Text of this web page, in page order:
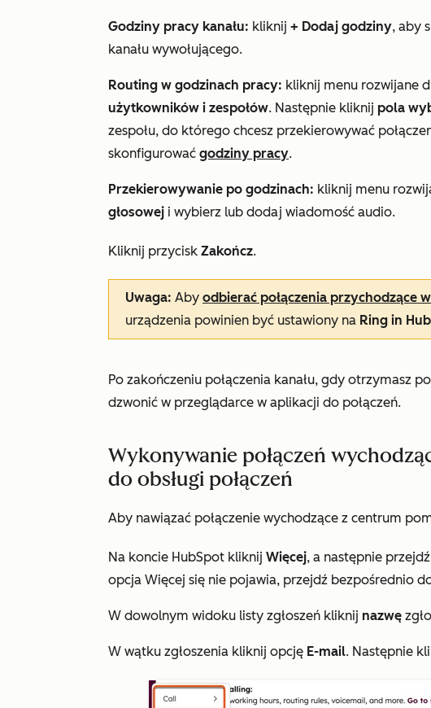
Godziny pracy kanału: kliknij + Dodaj godziny, aby
kanału wywołującego.
Routing w godzinach pracy: kliknij menu rozwijane
użytkowników i zespołów. Następnie kliknij pola
zespołu, do którego chcesz przekierowywać
skonfigurować godziny pracy.
Przekierowywanie po godzinach: kliknij menu
głosowej i wybierz lub dodaj wiadomość audio.
Kliknij przycisk Zakończ.
Uwaga: Aby odbierać połączenia przychodzące
urządzenia powinien być ustawiony na Ring in
Po zakończeniu połączenia kanału, gdy otrzymasz
dzwonić w przeglądarce w aplikacji do połączeń.
Wykonywanie połączeń
do obsługi połączeń
Aby nawiązać połączenie wychodzące z centrum
Na koncie HubSpot kliknij Więcej, a następnie
opcja Więcej się nie pojawia, przejdź bezpośrednio
W dowolnym widoku listy zgłoszeń kliknij nazwę
W wątku zgłoszenia kliknij opcję E-mail. Następnie